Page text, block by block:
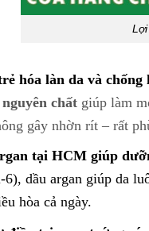
hóa làn da và chống
chấtgiúp làm
gây nhờn rít – rất
tại HCM giúp
6), dầu argan giúp da
hòa cả ngày.